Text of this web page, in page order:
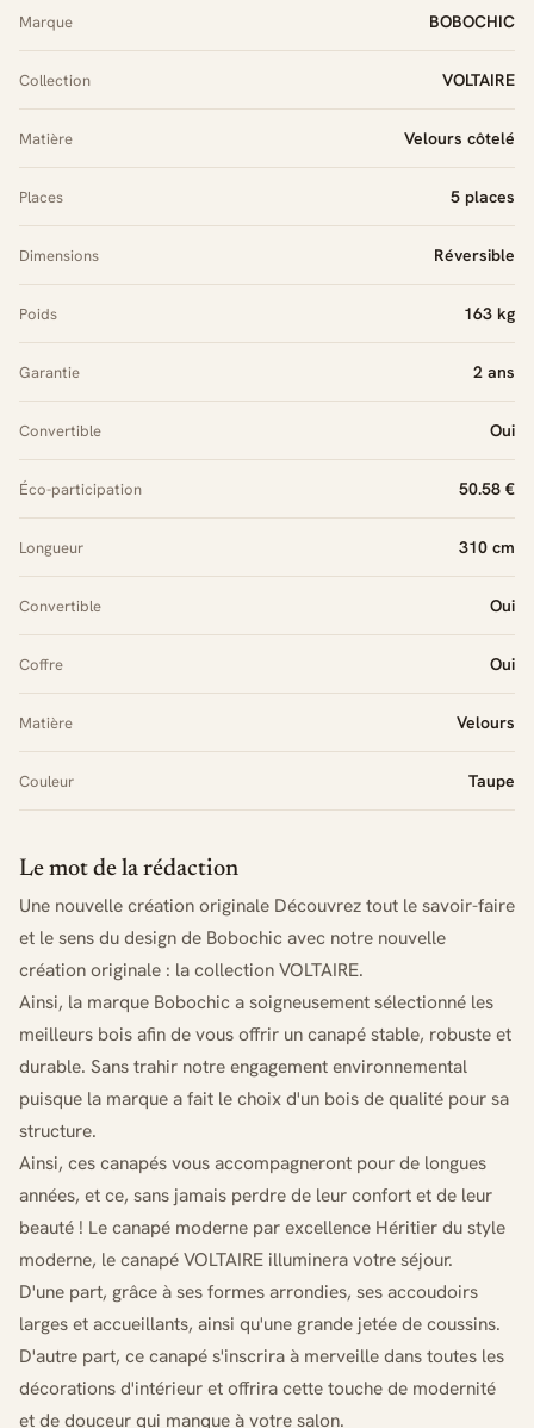
Marque BOBOCHIC
Collection VOLTAIRE
Matière Velours côtelé
Places 5 places
Dimensions Réversible
Poids 163 kg
Garantie 2 ans
Convertible Oui
Éco-participation 50.58 €
Longueur 310 cm
Convertible Oui
Coffre Oui
Matière Velours
Couleur Taupe
Le mot de la rédaction
Une nouvelle création originale Découvrez tout le savoir-faire
et le sens du design de Bobochic avec notre nouvelle
création originale : la collection VOLTAIRE.
Ainsi, la marque Bobochic a soigneusement sélectionné les
meilleurs bois afin de vous offrir un canapé stable, robuste et
durable. Sans trahir notre engagement environnemental
puisque la marque a fait le choix d'un bois de qualité pour sa
structure.
Ainsi, ces canapés vous accompagneront pour de longues
années, et ce, sans jamais perdre de leur confort et de leur
beauté ! Le canapé moderne par excellence Héritier du style
moderne, le canapé VOLTAIRE illuminera votre séjour.
D'une part, grâce à ses formes arrondies, ses accoudoirs
larges et accueillants, ainsi qu'une grande jetée de coussins.
D'autre part, ce canapé s'inscrira à merveille dans toutes les
décorations d'intérieur et offrira cette touche de modernité
et de douceur qui manque à votre salon.